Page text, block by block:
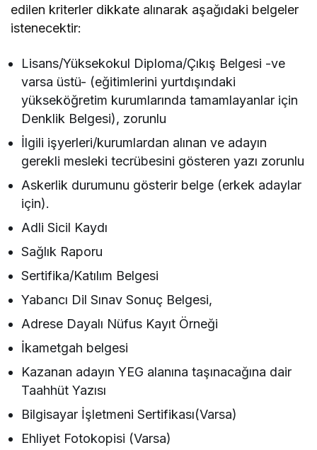
edilen kriterler dikkate alınarak aşağıdaki belgeler
istenecektir:
Lisans/Yüksekokul Diploma/Çıkış Belgesi -ve
varsa üstü- (eğitimlerini yurtdışındaki
yükseköğretim kurumlarında tamamlayanlar için
Denklik Belgesi), zorunlu
İlgili işyerleri/kurumlardan alınan ve adayın
gerekli mesleki tecrübesini gösteren yazı zorunlu
Askerlik durumunu gösterir belge (erkek adaylar
için).
Adli Sicil Kaydı
Sağlık Raporu
Sertifika/Katılım Belgesi
Yabancı Dil Sınav Sonuç Belgesi,
Adrese Dayalı Nüfus Kayıt Örneği
İkametgah belgesi
Kazanan adayın YEG alanına taşınacağına dair
Taahhüt Yazısı
Bilgisayar İşletmeni Sertifikası(Varsa)
Ehliyet Fotokopisi (Varsa)